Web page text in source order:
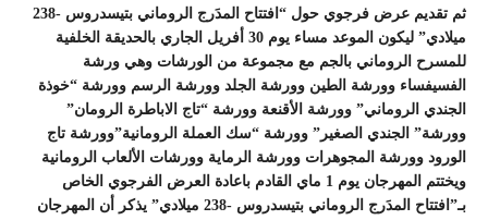
ثم تقديم عرض فرجوي حول “افتتاح المدَرج الروماني بتيسدروس -238
ميلادي” ليكون الموعد مساء يوم 30 أفريل الجاري بالحديقة الخلفية
للمسرح الروماني بالجم مع مجموعة من الورشات وهي ورشة
الفسيفساء وورشة الطين وورشة الجلد وورشة الرسم وورشة “خوذة
الجندي الروماني” وورشة الأقنعة وورشة “تاج الاباطرة الرومان”
وورشة” الجندي الصغير” وورشة “سك العملة الرومانية”وورشة تاج
الورود وورشة المجوهرات وورشة الرماية وورشات الألعاب الرومانية
ويختتم المهرجان يوم 1 ماي القادم باعادة العرض الفرجوي الخاص
بـ”افتتاح المدَرج الروماني بتيسدروس -238 ميلادي” يذكر أن المهرجان